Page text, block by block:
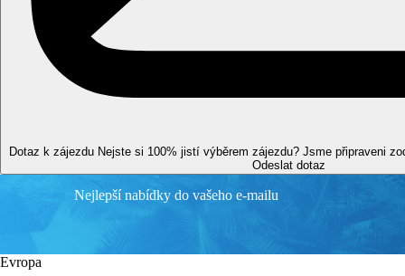
Zdarma:
WiFi v areálu hotelu.
Poznámka
Vzdálenosti
Vzdálenost k pláži
Vzdálenost od nejbližšího letiště
Dotaz k zájezdu Nejste si 100% jistí výběrem zájezdu? Jsme připraveni
Odeslat dotaz
Nejlepší nabídky do vašeho e-mailu
Evropa